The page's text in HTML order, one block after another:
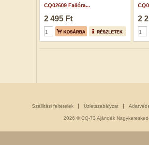
CQ02609 Falióra...
2 495 Ft 2
Szállítási feltételek Üzletszabályzat
2026 © CQ-73 Ajándék